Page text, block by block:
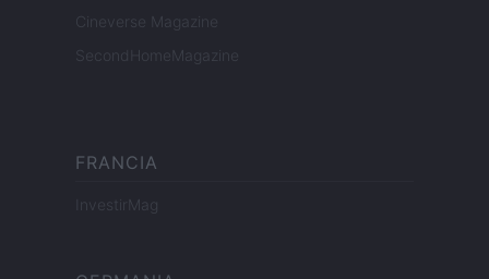
Cineverse Magazine
SecondHomeMagazine
FRANCIA
InvestirMag